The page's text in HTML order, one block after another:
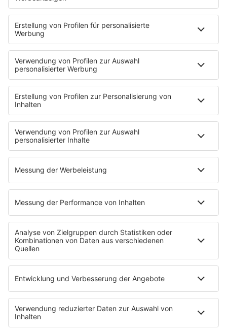
dem Mut und der Kraft, eine mehrere Jahre
dauernde Ausbildung bzw. ein Studium nicht nur zu
beginnen, sondern auch möglichst erfolgreich zum
Abschluss zu bringen.
HOME
INFOS
Kontakt
Newsletter
Jobs & Praktika
Pressekontakt
Pressemeldungen
WERBUNG
Mediadaten und Preisliste
Ansprechpartner
RECHTLICHES
Impressum
Datenschutz
Datenschutzeinstellungen